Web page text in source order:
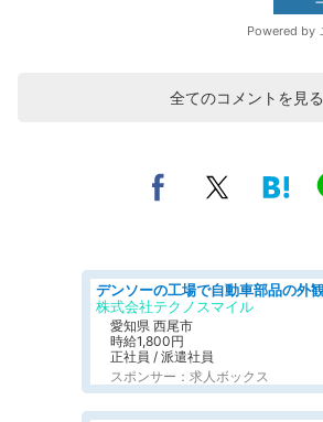
全てのコメントを見る
株式会社テクノスマイル
愛知県 西尾市
時給1,800円
正社員 / 派遣社員
スポンサー：求人ボックス